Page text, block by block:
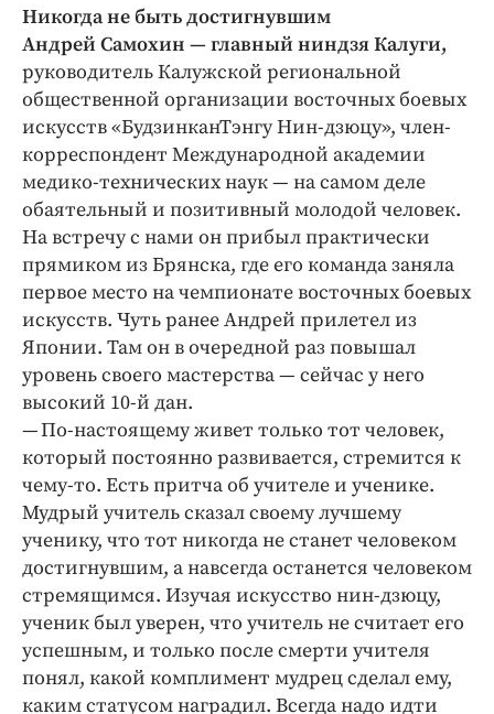
Работодатель года
Никогда не быть достигнувшим
Андрей Самохин — главный ниндзя Калуги,
руководитель Калужской региональной
общественной организации восточных боевых
искусств «БудзинканТэнгу Нин-дзюцу», член-
корреспондент Международной академии
медико-технических наук — на самом деле
обаятельный и позитивный молодой человек.
На встречу с нами он прибыл практически
прямиком из Брянска, где его команда заняла
первое место на чемпионате восточных боевых
искусств. Чуть ранее Андрей прилетел из
Японии. Там он в очередной раз повышал
уровень своего мастерства — сейчас у него
высокий 10‑й дан.
— По-настоящему живет только тот человек,
который постоянно развивается, стремится к
чему-то. Есть притча об учителе и ученике.
Мудрый учитель сказал своему лучшему
ученику, что тот никогда не станет человеком
достигнувшим, а навсегда останется человеком
стремящимся. Изучая искусство нин-дзюцу,
ученик был уверен, что учитель не считает его
успешным, и только после смерти учителя
понял, какой комплимент мудрец сделал ему,
каким статусом наградил. Всегда надо идти